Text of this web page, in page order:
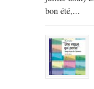
bon été,...